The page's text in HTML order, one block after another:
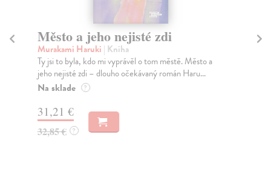
Město a jeho nejisté zdi
Murakami Haruki | Kniha
Ty jsi to byla, kdo mi vyprávěl o tom městě. Město a
jeho nejisté zdi – dlouho očekávaný román Haru...
Na sklade ?
31,21 €
32,85 € ?